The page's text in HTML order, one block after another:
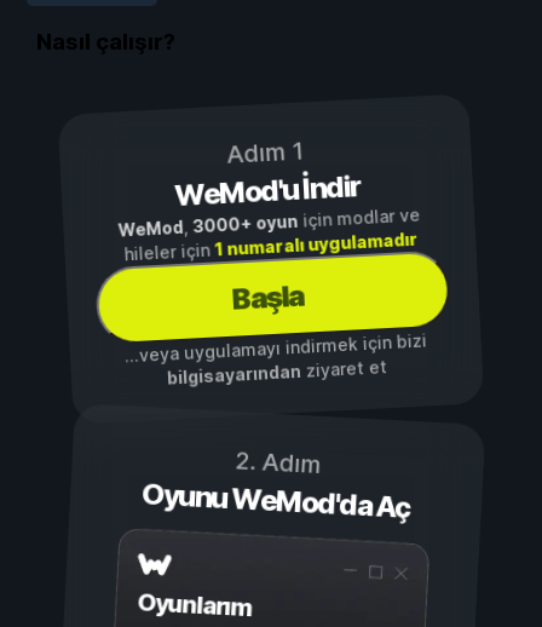
Nasıl çalışır?
Adım 1
WeMod'u İndir
WeMod,3000+ oyuniçin modlar ve
hileler için1 numaralı uygulamadır
Başla
...veya uygulamayı indirmek için bizi
bilgisayarından ziyaret et
2. Adım
Oyunu WeMod'da Aç
Oyunlarım